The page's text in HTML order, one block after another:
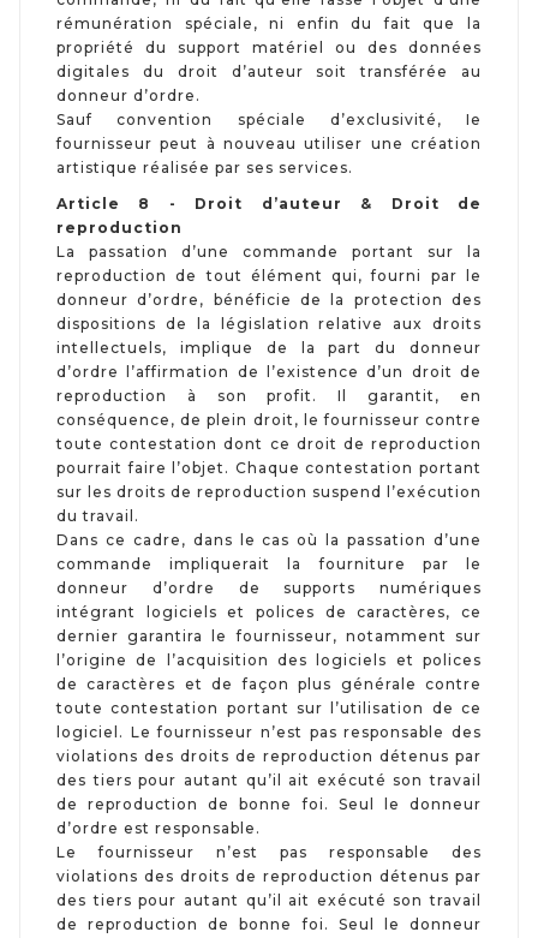
rémunération spéciale, ni enfin du fait que la
propriété du support matériel ou des données
digitales du droit d’auteur soit transférée au
donneur d’ordre.
Sauf convention spéciale d’exclusivité, Ie
fournisseur peut à nouveau utiliser une création
artistique réalisée par ses services.
Article 8 - Droit d’auteur & Droit de
reproduction
La passation d’une commande portant sur la
reproduction de tout élément qui, fourni par le
donneur d’ordre, bénéficie de la protection des
dispositions de la législation relative aux droits
intellectuels, implique de la part du donneur
d’ordre l’affirmation de l’existence d’un droit de
reproduction à son profit. Il garantit, en
conséquence, de plein droit, le fournisseur contre
toute contestation dont ce droit de reproduction
pourrait faire l’objet. Chaque contestation portant
sur les droits de reproduction suspend l’exécution
du travail.
Dans ce cadre, dans le cas où la passation d’une
commande impliquerait la fourniture par le
donneur d’ordre de supports numériques
intégrant logiciels et polices de caractères, ce
dernier garantira le fournisseur, notamment sur
l’origine de l’acquisition des logiciels et polices
de caractères et de façon plus générale contre
toute contestation portant sur l’utilisation de ce
logiciel. Le fournisseur n’est pas responsable des
violations des droits de reproduction détenus par
des tiers pour autant qu’il ait exécuté son travail
de reproduction de bonne foi. Seul le donneur
d’ordre est responsable.
Le fournisseur n’est pas responsable des
violations des droits de reproduction détenus par
des tiers pour autant qu’il ait exécuté son travail
de reproduction de bonne foi. Seul le donneur